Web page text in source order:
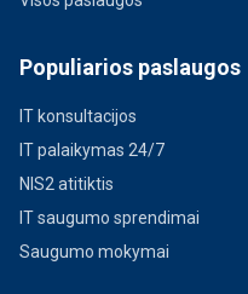
Populiarios paslaugos
IT konsultacijos
IT palaikymas 24/7
NIS2 atitiktis
IT saugumo sprendimai
Saugumo mokymai